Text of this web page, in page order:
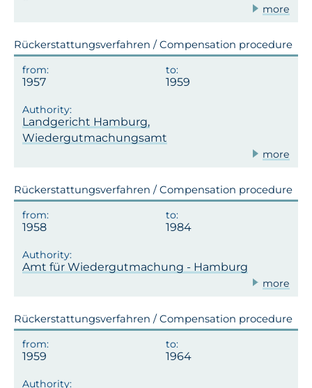
more
Rückerstattungsverfahren / Compensation procedure
1957 1959
Landgericht Hamburg,
Wiedergutmachungsamt
more
Rückerstattungsverfahren / Compensation procedure
1958 1984
Amt für Wiedergutmachung - Hamburg
more
Rückerstattungsverfahren / Compensation procedure
1959 1964